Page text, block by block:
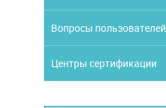
Вопросы пользователей
Центры сертификации